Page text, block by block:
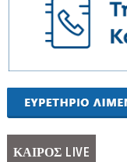
ΚΑΙΡΟΣ LIVE